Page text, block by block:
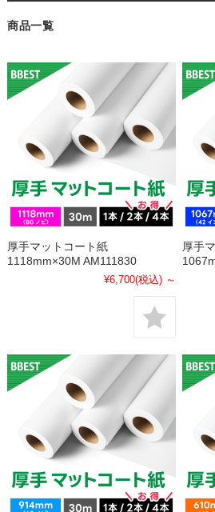
商品一覧
厚手マットコート紙
1118mm×30M AM111830
¥6,700(税込) ～
厚手